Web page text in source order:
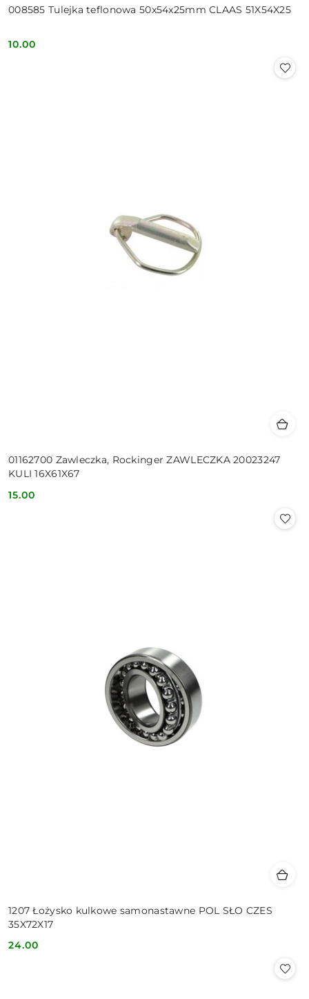
008585 Tulejka teflonowa 50x54x25mm CLAAS 51X54X25
Cena:
10.00
01162700 Zawleczka, Rockinger ZAWLECZKA 20023247
KULI 16X61X67
Cena:
15.00
1207 Łożysko kulkowe samonastawne POL SŁO CZES
35X72X17
Cena:
24.00